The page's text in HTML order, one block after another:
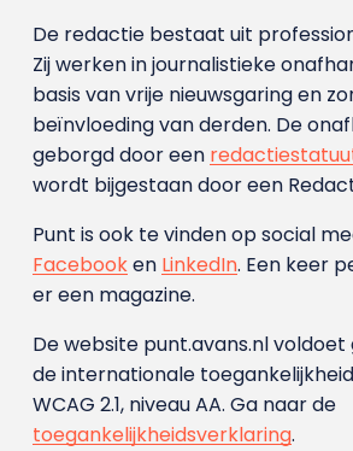
De redactie bestaat uit
Zij werken in journalistieke
basis van vrije nieuwsgaring en
beïnvloeding van derden. De
geborgd door een
wordt bijgestaan door een
Punt is ook te vinden op social
Facebooken LinkedIn. Een keer
er een magazine.
De website punt.avans.nl
de internationale
WCAG 2.1, niveau AA. Ga naar de
toegankelijkheidsverklaring.